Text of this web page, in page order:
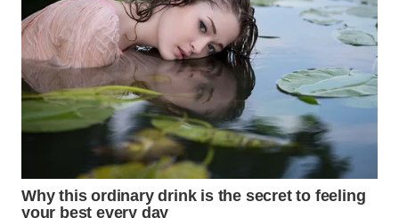
GORONTALO
WN
SULUT
WN
WN
MALUT